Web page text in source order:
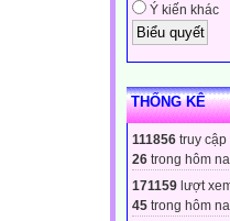
Ý kiến khác
THỐNG KÊ
111856 truy
26 trong hôm
171159 lượt
45 trong hôm